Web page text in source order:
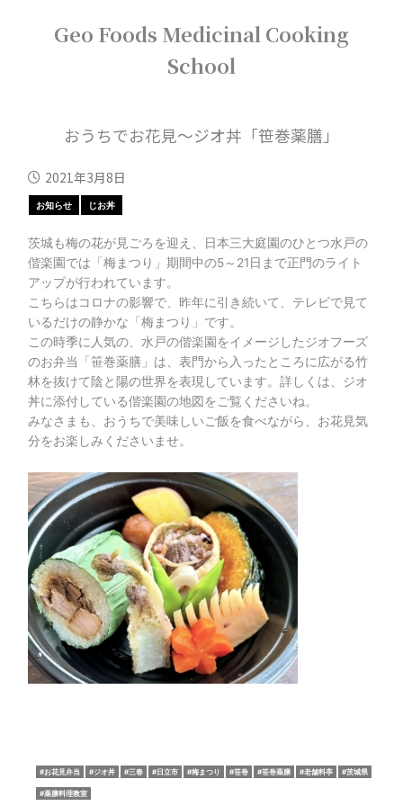
Geo Foods Medicinal Cooking
School
おうちでお花見～ジオ丼「笹巻薬膳」
2021年3月8日
お知らせ じお丼
茨城も梅の花が見ごろを迎え、日本三大庭園のひとつ水戸の
偕楽園では「梅まつり」期間中の5～21日まで正門のライト
アップが行われています。
こちらはコロナの影響で、昨年に引き続いて、テレビで見て
いるだけの静かな「梅まつり」です。
この時季に人気の、水戸の偕楽園をイメージしたジオフーズ
のお弁当「笹巻薬膳」は、表門から入ったところに広がる竹
林を抜けて陰と陽の世界を表現しています。詳しくは、ジオ
丼に添付している偕楽園の地図をご覧くださいね。
みなさまも、おうちで美味しいご飯を食べながら、お花見気
分をお楽しみくださいませ。
お花見弁当 ジオ丼 三春 日立市 梅まつり 笹巻 笹巻薬膳 老舗料亭 茨城県
薬膳料理教室